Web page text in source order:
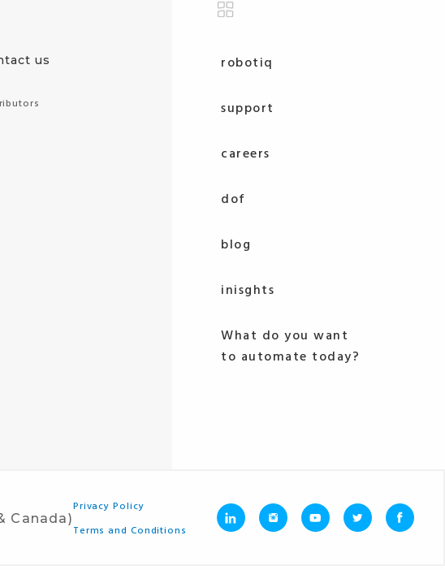
us robotiq
support
careers
dof
blog
inisghts
What do you want
to automate today?
Canada)
Privacy Policy
Terms and Conditions